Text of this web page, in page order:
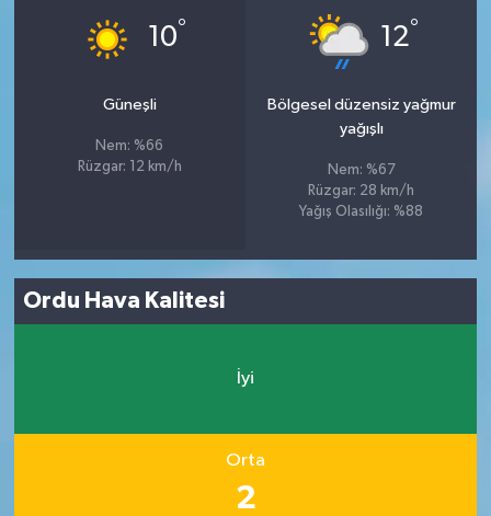
10°
Güneşli
Nem: %66
Rüzgar: 12 km/h
12°
Bölgesel düzensiz yağmur
yağışlı
Nem: %67
Rüzgar: 28 km/h
Yağış Olasılığı: %88
Ordu Hava Kalitesi
İyi
Orta
2